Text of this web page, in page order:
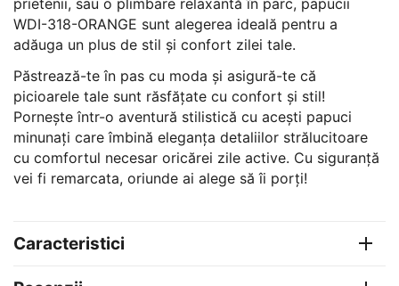
WDI-318-ORANGE sunt alegerea ideală pentru a
adăuga un plus de stil și confort zilei tale.
Păstrează-te în pas cu moda și asigură-te că
picioarele tale sunt răsfățate cu confort și stil!
Pornește într-o aventură stilistică cu acești papuci
minunați care îmbină eleganța detaliilor strălucitoare
cu comfortul necesar oricărei zile active. Cu siguranță
vei fi remarcata, oriunde ai alege să îi porți!
Caracteristici